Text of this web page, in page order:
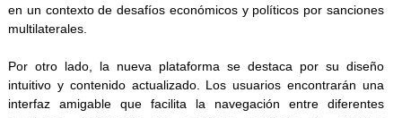
en un contexto de desafíos económicos y políticos por sanciones
multilaterales.
Por otro lado, la nueva plataforma se destaca por su diseño
intuitivo y contenido actualizado. Los usuarios encontrarán una
interfaz amigable que facilita la navegación entre diferentes